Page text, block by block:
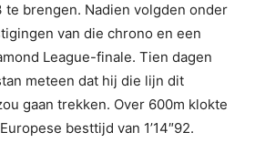
te brengen. Nadien volgden onder
van die chrono en een
League-finale. Tien dagen
meteen dat hij die lijn dit
gaan trekken. Over 600m klokte
besttijd van 1’14″92.